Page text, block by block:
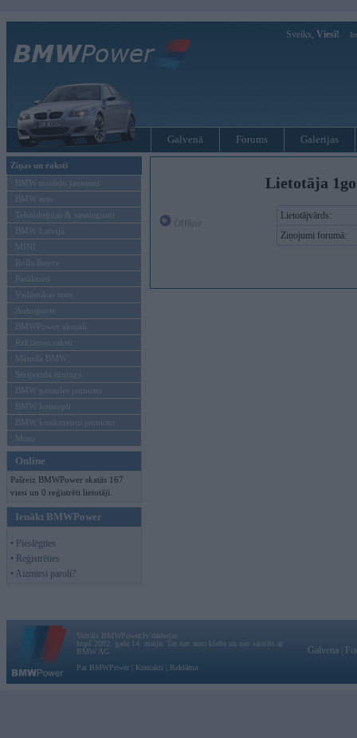
Sveiks, Viesi!
Galvenā Forums Galerijas
Ziņas un raksti
BMW modeļu jaunumi
BMW testi
Tehnoloģijas & sasniegumi
BMW Latvijā
MINI
Rolls-Royce
Pasākumi
Vadāmības tests
Autosports
BMWPower aktuāli
Reklāmas raksti
Mēneša BMW
Sērijveida tūnings
BMW pasaules jaunumi
BMW koncepti
BMW konkurentu jaunumi
Moto
Online
Pašreiz BMWPower skatās 167
viesi un 0 reģistrēti lietotāji.
Ienākt BMWPower
• Pieslēgties
• Reģistrēties
• Aizmirsi paroli?
Lietotāja
Lietotājvārds:
Ziņojumi forumā:
Vortāls BMWPower.lv darbojas
kopš 2002. gada 14. maija. Tas nav auto klubs un nav saistīts ar
BMW AG.
Par BMWPower
Kontakti Reklāma
Galvena